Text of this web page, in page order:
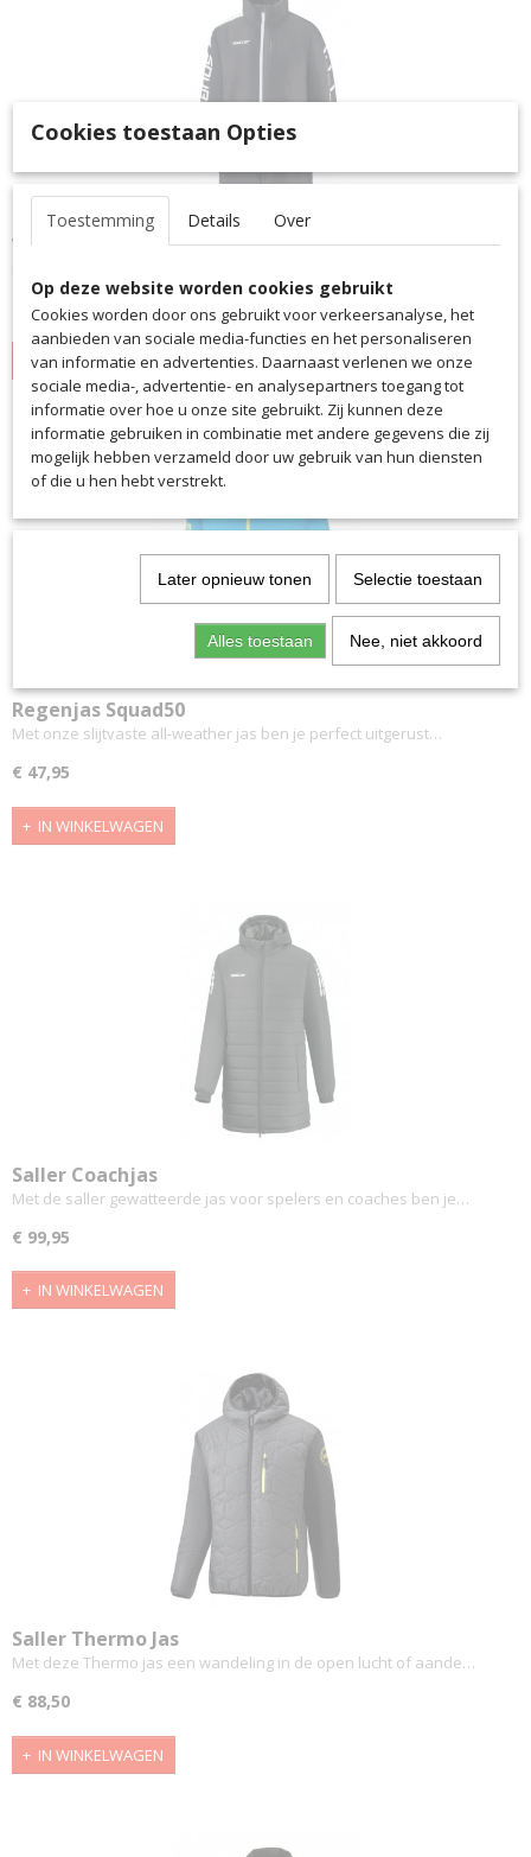
Winterjas Squad50
€ 86,95
IN WINKELWAGEN
Regenjas Squad50
Met onze slijtvaste all-weather jas ben je perfect uitgerust…
€ 47,95
IN WINKELWAGEN
Saller Coachjas
Met de saller gewatteerde jas voor spelers en coaches ben je…
€ 99,95
IN WINKELWAGEN
Saller Thermo Jas
Met deze Thermo jas een wandeling in de open lucht of aande…
€ 88,50
IN WINKELWAGEN
Cookies toestaan Opties
Toestemming Details Over
Op deze website worden cookies gebruikt
Cookies worden door ons gebruikt voor verkeersanalyse, het
aanbieden van sociale media-functies en het personaliseren
van informatie en advertenties. Daarnaast verlenen we onze
sociale media-, advertentie- en analysepartners toegang tot
informatie over hoe u onze site gebruikt. Zij kunnen deze
informatie gebruiken in combinatie met andere gegevens die zij
mogelijk hebben verzameld door uw gebruik van hun diensten
of die u hen hebt verstrekt.
Later opnieuw tonen Selectie toestaan
Alles toestaan Nee, niet akkoord